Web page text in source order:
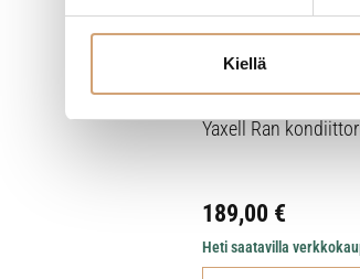
Kiellä
Yaxell Ran
189,00 €
Heti saatavilla